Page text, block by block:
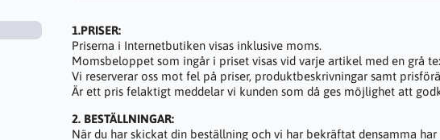
1.PRISER:
Priserna i Internetbutiken visas inklusive moms.
Momsbeloppet som ingår i priset visas vid varje artikel med en grå
Vi reserverar oss mot fel på priser, produktbeskrivningar samt
Är ett pris felaktigt meddelar vi kunden som då ges möjlighet att
2. BESTÄLLNINGAR:
När du har skickat din beställning och vi har bekräftat densamma